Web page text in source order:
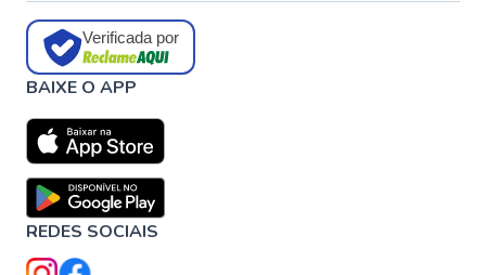
Verificada por
BAIXE O APP
REDES SOCIAIS